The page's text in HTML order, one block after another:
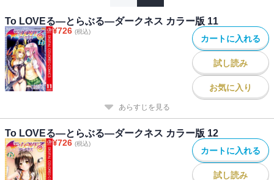
To LOVEる―とらぶる―ダークネス カラー版 11
¥726 (税込)
カートに入れる
試し読み
お気に入り
あらすじを見る
To LOVEる―とらぶる―ダークネス カラー版 12
¥726 (税込)
カートに入れる
試し読み